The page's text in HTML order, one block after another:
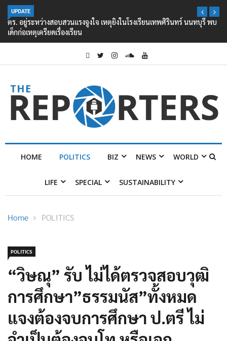
UPDATE
ตร. อยู่ระหว่างสอบสวนแรงจูงใจ เหตุยิงในโรงเรียนเทพศิรินทร์ นนทบุรี พบ
เด็กก่อเหตุเครียดเรื่องเรียน
HOME POLITICS BIZ NEWS WORLD
LIFE SPECIAL SUSTAINABILITY
Home POLITICS
POLITICS
“วิษณุ” รับ ไม่ได้ตรวจสอบวุฒิ
การศึกษา”ธรรมนัส”ทั้งหมด
แจงต้องจบการศึกษา ป.ตรี ไม่